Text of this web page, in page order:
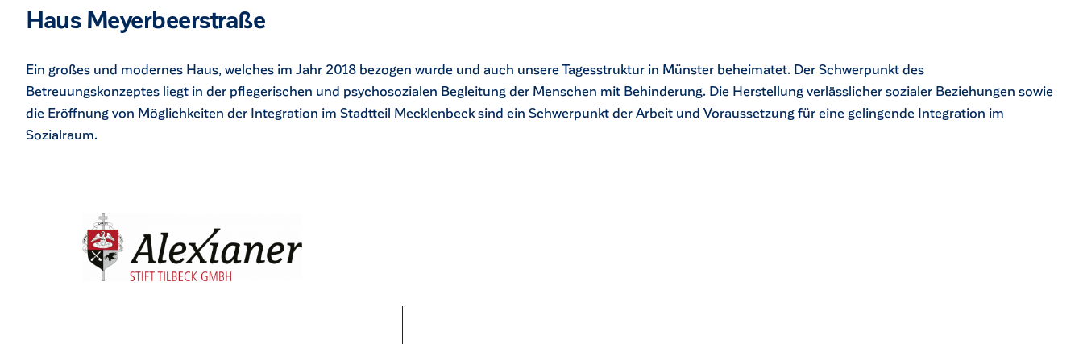
Haus Meyerbeerstraße
Ein großes und modernes Haus, welches im Jahr 2018 bezogen wurde und auch unsere Tagesstruktur in Münster beheimatet. Der Schwerpunkt des
Betreuungskonzeptes liegt in der pflegerischen und psychosozialen Begleitung der Menschen mit Behinderung. Die Herstellung verlässlicher sozialer Beziehungen sowie
die Eröffnung von Möglichkeiten der Integration im Stadtteil Mecklenbeck sind ein Schwerpunkt der Arbeit und Voraussetzung für eine gelingende Integration im
Sozialraum.